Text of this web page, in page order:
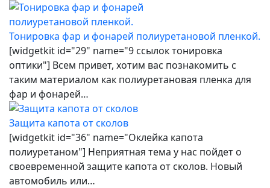
Тонировка фар и фонарей полиуретановой пленкой.
[widgetkit id="29" name="9 ссылок тонировка
оптики"] Всем привет, хотим вас познакомить с
таким материалом как полиуретановая пленка для
фар и фонарей…
Защита капота от сколов
[widgetkit id="36" name="Оклейка капота
полиуретаном"] Неприятная тема у нас пойдет о
своевременной защите капота от сколов. Новый
автомобиль или…